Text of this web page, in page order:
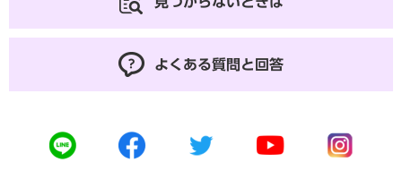
よくある質問と回答
公
式
公
式
公
式
公
公
式